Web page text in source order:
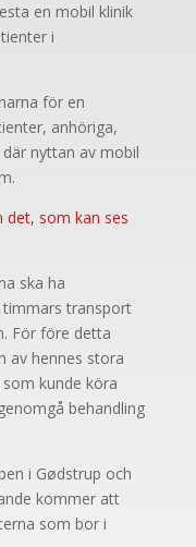
en mobil klinik
i
för en
anhöriga,
nyttan av mobil
det, som kan ses
ska ha
timmars transport
För före detta
av hennes stora
kunde köra
behandling
i Gødstrup och
kommer att
som bor i